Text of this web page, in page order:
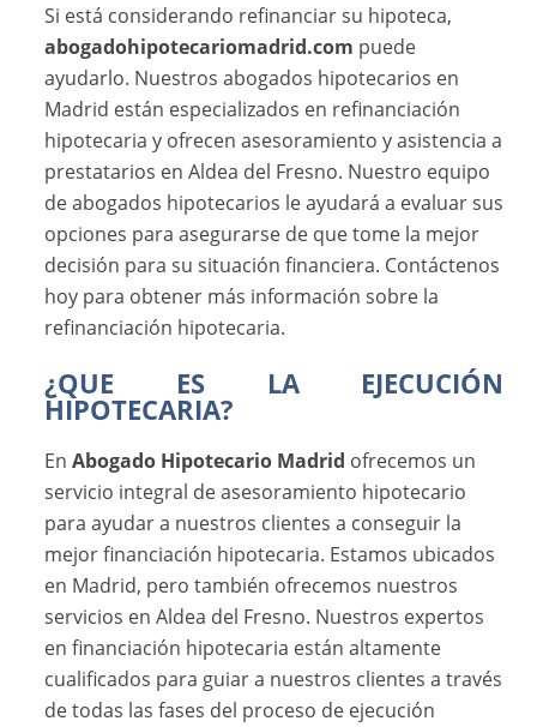
Si está considerando refinanciar su hipoteca,
abogadohipotecariomadrid.com puede
ayudarlo. Nuestros abogados hipotecarios en
Madrid están especializados en refinanciación
hipotecaria y ofrecen asesoramiento y asistencia a
prestatarios en Aldea del Fresno. Nuestro equipo
de abogados hipotecarios le ayudará a evaluar sus
opciones para asegurarse de que tome la mejor
decisión para su situación financiera. Contáctenos
hoy para obtener más información sobre la
refinanciación hipotecaria.
¿QUE ES LA EJECUCIÓN
HIPOTECARIA?
EnAbogado Hipotecario Madrid ofrecemos un
servicio integral de asesoramiento hipotecario
para ayudar a nuestros clientes a conseguir la
mejor financiación hipotecaria. Estamos ubicados
en Madrid, pero también ofrecemos nuestros
servicios en Aldea del Fresno. Nuestros expertos
en financiación hipotecaria están altamente
cualificados para guiar a nuestros clientes a través
de todas las fases del proceso de ejecución